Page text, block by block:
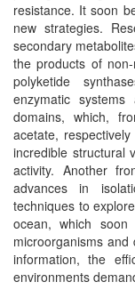
resistance. It soon
new strategies.
secondary
the products of
polyketide
enzymatic
domains, which,
acetate,
incredible structural
activity. Another
advances in
techniques to
ocean, which
microorganisms and
information, the
environments